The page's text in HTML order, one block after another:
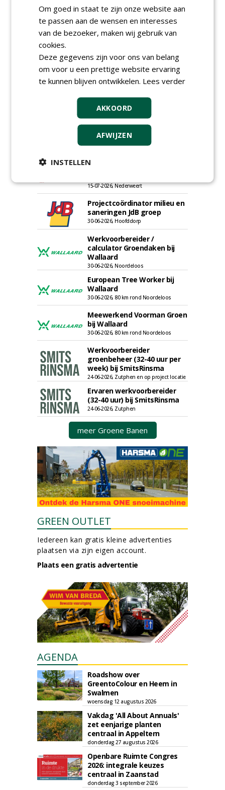
Adviseur openbaar groen,
sportvelden & golfbanen bij
Vos Capelle
Accountmanager Nederland
15-07-2026, Nederweert
Projectcoördinator milieu en
saneringen JdB groep
30-06-2026, Hoofddorp
Werkvoorbereider /
calculator Groendaken bij
Wallaard
30-06-2026, Noordeloos
European Tree Worker bij
Wallaard
30-06-2026, 80 km rond Noordeloos
Meewerkend Voorman Groen
bij Wallaard
30-06-2026, 80 km rond Noordeloos
Werkvoorbereider
groenbeheer (32-40 uur per
week) bij SmitsRinsma
24-06-2026, Zutphen en op project locatie
Ervaren werkvoorbereider
(32-40 uur) bij SmitsRinsma
24-06-2026, Zutphen
meer Groene Banen
GREEN OUTLET
Iedereen kan gratis kleine advertenties
plaatsen via zijn eigen account.
Plaats een gratis advertentie
AGENDA
Roadshow over
GreentoColour en Heem in
Swalmen
woensdag 12 augustus 2026
Vakdag 'All About Annuals'
zet eenjarige planten
centraal in Appeltern
donderdag 27 augustus 2026
Openbare Ruimte Congres
2026: integrale keuzes
centraal in Zaanstad
donderdag 3 september 2026
Om goed in staat te zijn onze website aan
te passen aan de wensen en interesses
van de bezoeker, maken wij gebruik van
cookies.
Deze gegevens zijn voor ons van belang
om voor u een prettige website ervaring
te kunnen blijven ontwikkelen. Lees verder
AKKOORD
AFWIJZEN
INSTELLEN